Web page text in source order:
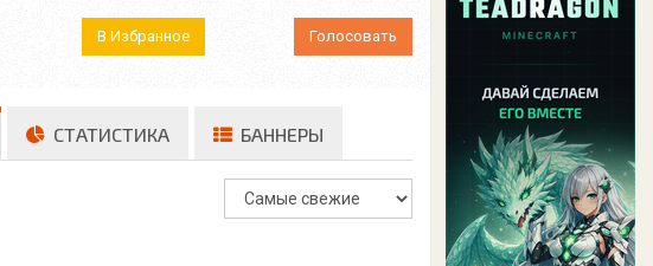
В Избранное Голосовать
СТАТИСТИКА БАННЕРЫ